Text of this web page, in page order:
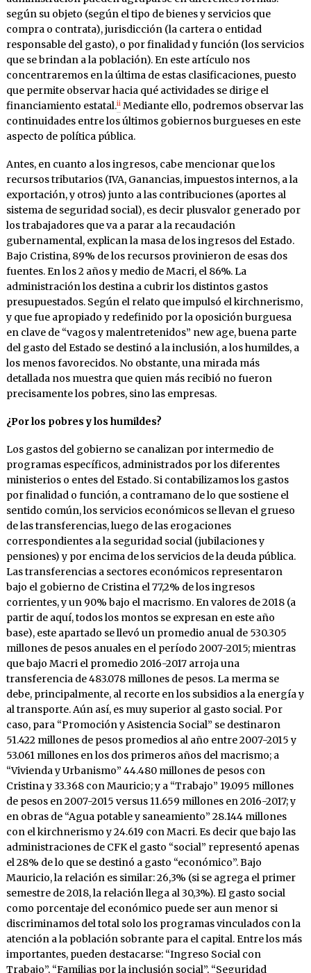
según su objeto (según el tipo de bienes y servicios que
compra o contrata), jurisdicción (la cartera o entidad
responsable del gasto), o por finalidad y función (los servicios
que se brindan a la población). En este artículo nos
concentraremos en la última de estas clasificaciones, puesto
que permite observar hacia qué actividades se dirige el
financiamiento estatal.iiMediante ello, podremos observar las
continuidades entre los últimos gobiernos burgueses en este
aspecto de política pública.
Antes, en cuanto a los ingresos, cabe mencionar que los
recursos tributarios (IVA, Ganancias, impuestos internos, a la
exportación, y otros) junto a las contribuciones (aportes al
sistema de seguridad social), es decir plusvalor generado por
los trabajadores que va a parar a la recaudación
gubernamental, explican la masa de los ingresos del Estado.
Bajo Cristina, 89% de los recursos provinieron de esas dos
fuentes. En los 2 años y medio de Macri, el 86%. La
administración los destina a cubrir los distintos gastos
presupuestados. Según el relato que impulsó el kirchnerismo,
y que fue apropiado y redefinido por la oposición burguesa
en clave de “vagos y malentretenidos” new age, buena parte
del gasto del Estado se destinó a la inclusión, a los humildes, a
los menos favorecidos. No obstante, una mirada más
detallada nos muestra que quien más recibió no fueron
precisamente los pobres, sino las empresas.
¿Por los pobres y los humildes?
Los gastos del gobierno se canalizan por intermedio de
programas específicos, administrados por los diferentes
ministerios o entes del Estado. Si contabilizamos los gastos
por finalidad o función, a contramano de lo que sostiene el
sentido común, los servicios económicos se llevan el grueso
de las transferencias, luego de las erogaciones
correspondientes a la seguridad social (jubilaciones y
pensiones) y por encima de los servicios de la deuda pública.
Las transferencias a sectores económicos representaron
bajo el gobierno de Cristina el 77,2% de los ingresos
corrientes, y un 90% bajo el macrismo. En valores de 2018 (a
partir de aquí, todos los montos se expresan en este año
base), este apartado se llevó un promedio anual de 530.305
millones de pesos anuales en el período 2007-2015; mientras
que bajo Macri el promedio 2016-2017 arroja una
transferencia de 483.078 millones de pesos. La merma se
debe, principalmente, al recorte en los subsidios a la energía y
al transporte. Aún así, es muy superior al gasto social. Por
caso, para “Promoción y Asistencia Social” se destinaron
51.422 millones de pesos promedios al año entre 2007-2015 y
53.061 millones en los dos primeros años del macrismo; a
“Vivienda y Urbanismo” 44.480 millones de pesos con
Cristina y 33.368 con Mauricio; y a “Trabajo” 19.095 millones
de pesos en 2007-2015 versus 11.659 millones en 2016-2017; y
en obras de “Agua potable y saneamiento” 28.144 millones
con el kirchnerismo y 24.619 con Macri. Es decir que bajo las
administraciones de CFK el gasto “social” representó apenas
el 28% de lo que se destinó a gasto “económico”. Bajo
Mauricio, la relación es similar: 26,3% (si se agrega el primer
semestre de 2018, la relación llega al 30,3%). El gasto social
como porcentaje del económico puede ser aun menor si
discriminamos del total solo los programas vinculados con la
atención a la población sobrante para el capital. Entre los más
importantes, pueden destacarse: “Ingreso Social con
Trabajo”, “Familias por la inclusión social”, “Seguridad